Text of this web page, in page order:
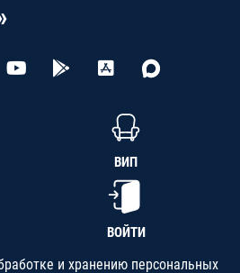
ВИП
ВОЙТИ
и хранению персональных